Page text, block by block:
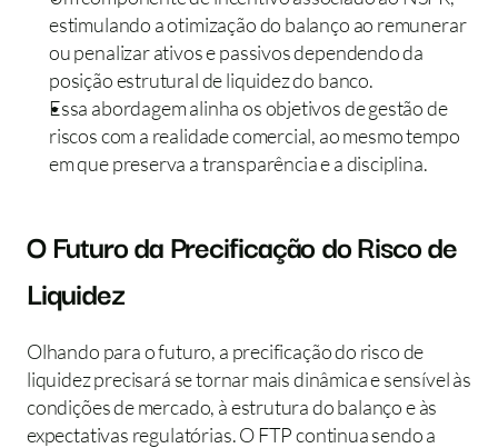
estimulando a otimização do balanço ao remunerar
ou penalizar ativos e passivos dependendo da
posição estrutural de liquidez do banco.
Essa abordagem alinha os objetivos de gestão de
riscos com a realidade comercial, ao mesmo tempo
em que preserva a transparência e a disciplina.
O Futuro da Precificação do Risco de
Liquidez
Olhando para o futuro, a precificação do risco de
liquidez precisará se tornar mais dinâmica e sensível às
condições de mercado, à estrutura do balanço e às
expectativas regulatórias. O FTP continua sendo a